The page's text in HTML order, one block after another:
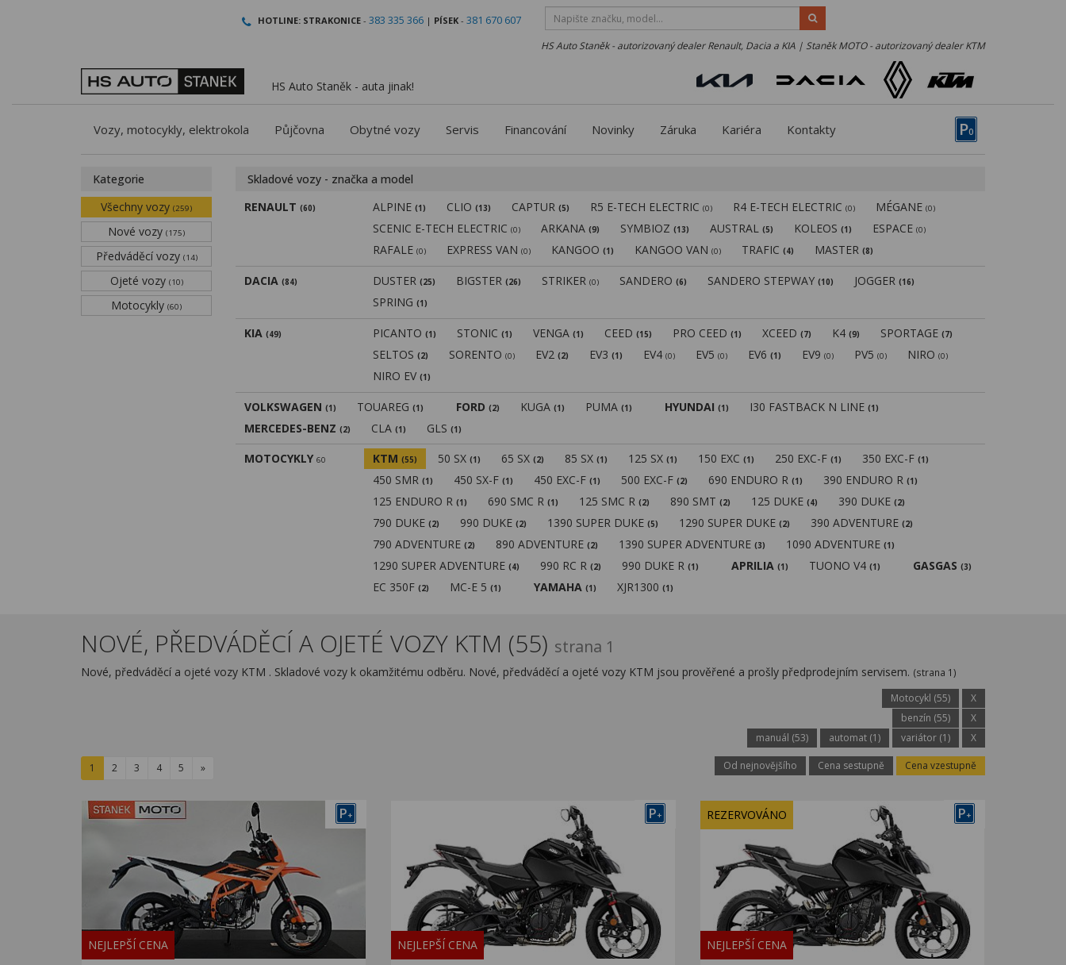
HOTLINE: STRAKONICE - 383 335 366 | PÍSEK - 381 670 607
HS Auto Staněk - autorizovaný dealer Renault, Dacia a KIA | Staněk MOTO - autorizovaný dealer KTM
HS Auto Staněk - auta jinak!
P0
Vozy, motocykly, elektrokola Půjčovna Obytné vozy Servis Financování Novinky Záruka Kariéra Kontakty
Kategorie
Všechny vozy (259)
Nové vozy (175)
Předváděcí vozy (14)
Ojeté vozy (10)
Motocykly (60)
Skladové vozy - značka a model
RENAULT (60) ALPINE(1) CLIO(13) CAPTUR(5) R5 E-TECH ELECTRIC(0) R4 E-TECH ELECTRIC(0) MÉGANE(0)
SCENIC E-TECH ELECTRIC(0) ARKANA(9) SYMBIOZ(13) AUSTRAL(5) KOLEOS(1) ESPACE(0)
RAFALE(0) EXPRESS VAN(0) KANGOO(1) KANGOO VAN(0) TRAFIC(4) MASTER(8)
DACIA (84) DUSTER(25) BIGSTER(26) STRIKER(0) SANDERO(6) SANDERO STEPWAY(10) JOGGER(16)
SPRING(1)
KIA (49) PICANTO(1) STONIC(1) VENGA(1) CEED(15) PRO CEED(1) XCEED(7) K4(9) SPORTAGE(7)
SELTOS(2) SORENTO(0) EV2(2) EV3(1) EV4(0) EV5(0) EV6(1) EV9(0) PV5(0) NIRO(0)
NIRO EV(1)
VOLKSWAGEN (1) TOUAREG (1) FORD (2) KUGA (1) PUMA (1) HYUNDAI (1) I30 FASTBACK N LINE (1)
MERCEDES-BENZ (2) CLA (1) GLS (1)
MOTOCYKLY 60 KTM (55) 50 SX(1) 65 SX(2) 85 SX(1) 125 SX(1) 150 EXC(1) 250 EXC-F(1) 350 EXC-F(1)
450 SMR(1) 450 SX-F(1) 450 EXC-F(1) 500 EXC-F(2) 690 ENDURO R(1) 390 ENDURO R(1)
125 ENDURO R(1) 690 SMC R(1) 125 SMC R(2) 890 SMT(2) 125 DUKE(4) 390 DUKE(2)
790 DUKE(2) 990 DUKE(2) 1390 SUPER DUKE(5) 1290 SUPER DUKE(2) 390 ADVENTURE(2)
790 ADVENTURE(2) 890 ADVENTURE(2) 1390 SUPER ADVENTURE(3) 1090 ADVENTURE(1)
1290 SUPER ADVENTURE(4) 990 RC R(2) 990 DUKE R(1) APRILIA (1) TUONO V4(1) GASGAS (3)
EC 350F(2) MC-E 5(1) YAMAHA (1) XJR1300(1)
NOVÉ, PŘEDVÁDĚCÍ A OJETÉ VOZY KTM (55) strana 1
Nové, předváděcí a ojeté vozy KTM . Skladové vozy k okamžitému odběru. Nové, předváděcí a ojeté vozy KTM jsou prověřené a prošly předprodejním servisem. (strana 1)
Motocykl (55)
X
benzín (55)
X
manuál (53)
automat (1) variátor (1) X
1 2 3 4 5 » Od nejnovějšího Cena sestupně Cena vzestupně
P+
NEJLEPŠÍ CENA
P+
NEJLEPŠÍ CENA
P+
REZERVOVÁNO
NEJLEPŠÍ CENA